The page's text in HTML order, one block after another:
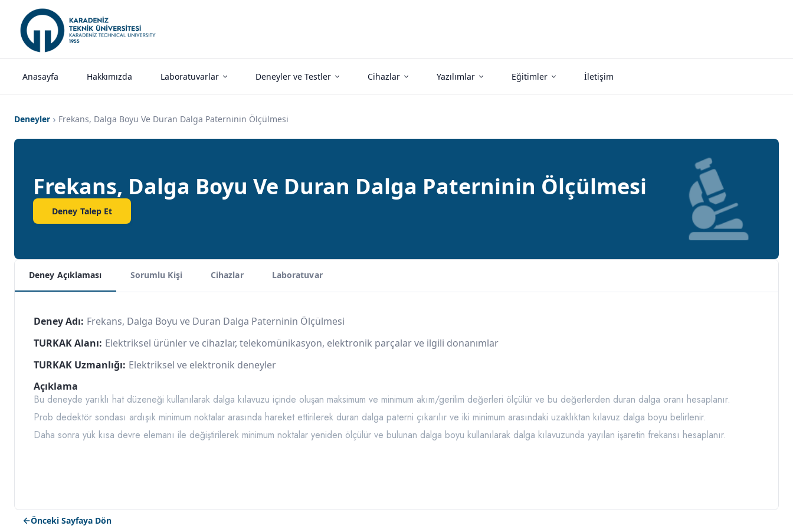
Anasayfa Hakkımızda Laboratuvarlar Deneyler ve Testler Cihazlar Yazılımlar Eğitimler İletişim
Deneyler Frekans, Dalga Boyu Ve Duran Dalga Paterninin Ölçülmesi
Frekans, Dalga Boyu Ve Duran Dalga Paterninin Ölçülmesi
Deney Talep Et
Deney Açıklaması Sorumlu Kişi Cihazlar Laboratuvar
Deney Adı: Frekans, Dalga Boyu ve Duran Dalga Paterninin Ölçülmesi
TURKAK Alanı: Elektriksel ürünler ve cihazlar, telekomünikasyon, elektronik parçalar ve ilgili donanımlar
TURKAK Uzmanlığı: Elektriksel ve elektronik deneyler
Açıklama
Bu deneyde yarıklı hat düzeneği kullanılarak dalga kılavuzu içinde oluşan maksimum ve minimum akım/gerilim değerleri ölçülür ve bu değerlerden duran dalga oranı hesaplanır.
Prob dedektör sondası ardışık minimum noktalar arasında hareket ettirilerek duran dalga paterni çıkarılır ve iki minimum arasındaki uzaklıktan kılavuz dalga boyu belirlenir.
Daha sonra yük kısa devre elemanı ile değiştirilerek minimum noktalar yeniden ölçülür ve bulunan dalga boyu kullanılarak dalga kılavuzunda yayılan işaretin frekansı hesaplanır.
Önceki Sayfaya Dön